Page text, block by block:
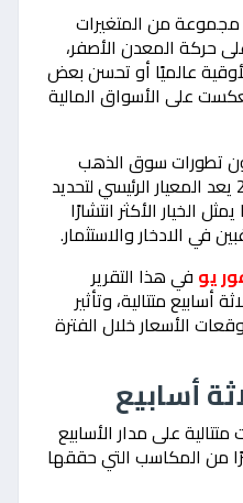
من المتغيرات
حركة المعدن الأصفر،
عالميًا أو تحسن بعض
على الأسواق المالية
تطورات سوق الذهب
بشكل يومي، خاصة أن عيار 21 يعد المعيار الرئيسي لتحديد
الخيار الأكثر انتشارًا
في الادخار والاستثمار.
يو في هذا التقرير
تراجع الذهب عيار 21 لثلاثة أسابيع متتالية، وتأثير
الأسعار خلال الفترة
أسابيع
21 انخفاضات متتالية على مدار الأسابيع
من المكاسب التي حققها